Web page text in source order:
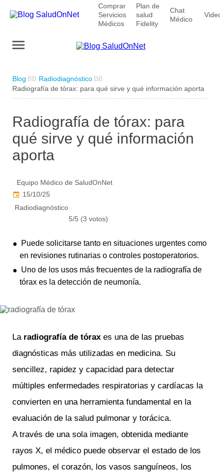
Comprar
Servicios
Médicos
Plan de
salud
Fidelity
Chat
Médico
Blog
Radiodiagnóstico
Radiografía de tórax: para qué sirve y qué información aporta
Radiografía de tórax: para
qué sirve y qué información
aporta
Equipo Médico de SaludOnNet
15/10/25
Radiodiagnóstico
5/5 (3 votos)
Puede solicitarse tanto en situaciones urgentes como
en revisiones rutinarias o controles postoperatorios.
Uno de los usos más frecuentes de la radiografía de
tórax es la detección de neumonía.
La radiografía de tórax es una de las pruebas
diagnósticas más utilizadas en medicina. Su
sencillez, rapidez y capacidad para detectar
múltiples enfermedades respiratorias y cardíacas la
convierten en una herramienta fundamental en la
evaluación de la salud pulmonar y torácica.
A través de una sola imagen, obtenida mediante
rayos X, el médico puede observar el estado de los
pulmones, el corazón, los vasos sanguíneos, los